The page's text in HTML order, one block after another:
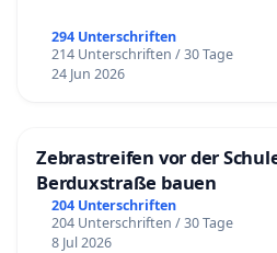
294 Unterschriften
214 Unterschriften / 30 Tage
24 Jun 2026
Zebrastreifen vor der
Berduxstraße bauen
204 Unterschriften
204 Unterschriften / 30 Tage
8 Jul 2026